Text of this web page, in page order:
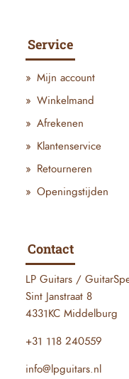
Service
Mijn account
Winkelmand
Afrekenen
Klantenservice
Retourneren
Openingstijden
Contact
LP Guitars /
Sint Janstraat 8
4331KC Middelburg
+31 118 240559
info@lpguitars.nl